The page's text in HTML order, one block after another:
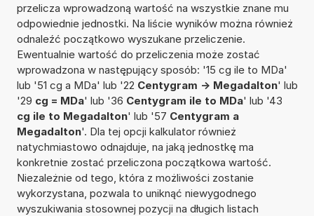
przelicza wprowadzoną wartość na wszystkie znane mu
odpowiednie jednostki. Na liście wyników można również
odnaleźć początkowo wyszukane przeliczenie.
Ewentualnie wartość do przeliczenia może zostać
wprowadzona w następujący sposób: '15 cg ile to MDa'
lub '51 cg a MDa' lub '22 Centygram -> Megadalton' lub
'29 cg = MDa' lub '36 Centygram ile to MDa' lub '43
cg ile to Megadalton' lub '57 Centygram a
Megadalton'. Dla tej opcji kalkulator również
natychmiastowo odnajduje, na jaką jednostkę ma
konkretnie zostać przeliczona początkowa wartość.
Niezależnie od tego, która z możliwości zostanie
wykorzystana, pozwala to uniknąć niewygodnego
wyszukiwania stosownej pozycji na długich listach